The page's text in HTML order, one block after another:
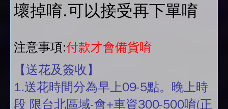
壞掉唷.可以接受再下單唷
注意事項:付款才會備貨唷
【送花及簽收】
1.送花時間分為早上09-5點。晚上時
段 限台北區域-會+車資300-500唷(正